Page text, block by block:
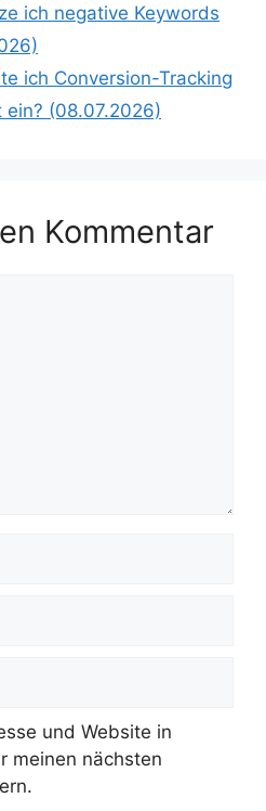
ich negative Keywords
ich Conversion-Tracking
ein? (08.07.2026)
Kommentar
und Website in
meinen nächsten